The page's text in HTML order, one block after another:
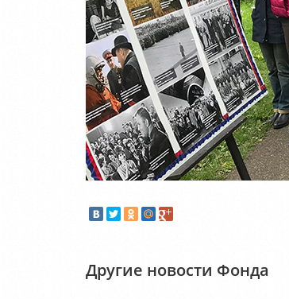
Другие новости Фонда